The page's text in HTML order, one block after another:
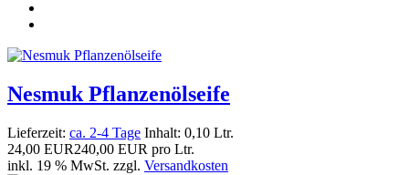
Nesmuk Pflanzenölseife
Lieferzeit: ca. 2-4 Tage Inhalt: 0,10 Ltr.
24,00 EUR240,00 EUR pro Ltr.
inkl. 19 % MwSt. zzgl. Versandkosten